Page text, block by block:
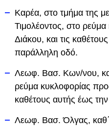
Καρέα, στο τμήμα της
Τιμολέοντος, στο
Διάκου, και τις
παράλληλη οδό.
Λεωφ. Βασ. Κων/νου,
ρεύμα κυκλοφορίας
καθέτους αυτής έως
Λεωφ. Βασ. Όλγας, καθ΄